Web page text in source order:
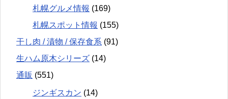
札幌グルメ情報 (169)
札幌スポット情報 (155)
干し肉 / 漬物 / 保存食系 (91)
生ハム原木シリーズ (14)
通販 (551)
ジンギスカン (14)